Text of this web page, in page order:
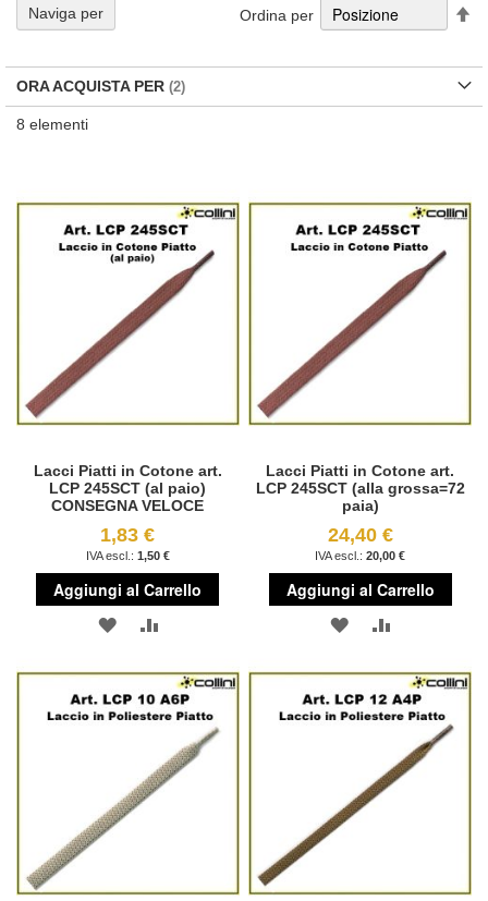
8 elementi
Ordina per
Lacci Piatti in Cotone art.
LCP 245SCT (al paio)
CONSEGNA VELOCE
1,83 €
1,50 €
Aggiungi al Carrello
AGGIUNGI
LISTA
AGGIUNGI
CONFRONTO
Lacci Piatti in Cotone art.
LCP 245SCT (alla grossa=72
paia)
24,40 €
20,00 €
Aggiungi al Carrello
AGGIUNGI
LISTA
Naviga per
ORA ACQUISTA PER